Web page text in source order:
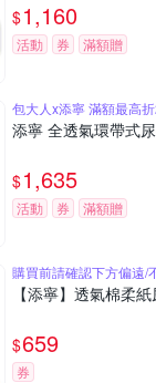
$1,160
活動 券 滿額贈
包大人x添寧 滿額最高
添寧 全透氣環帶式
$1,635
活動 券 滿額贈
購買前請確認下方偏遠/
【添寧】透氣棉柔
$659
券